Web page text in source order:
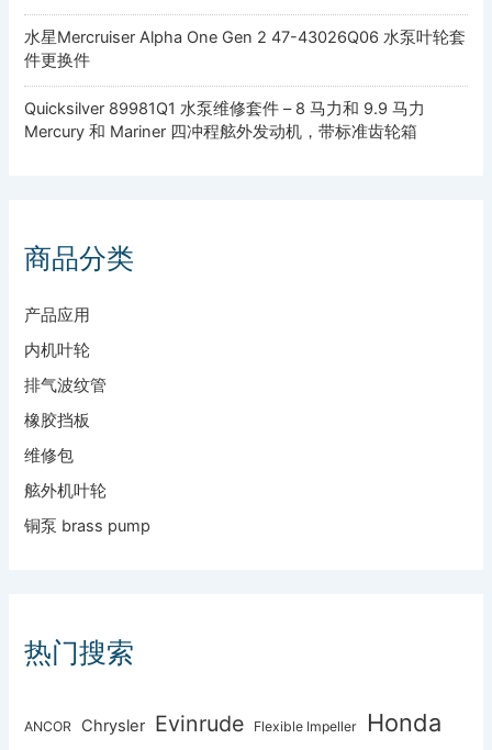
水星Mercruiser Alpha One Gen 2 47-43026Q06 水泵叶轮套
件更换件
Quicksilver 89981Q1 水泵维修套件 – 8 马力和 9.9 马力
Mercury 和 Mariner 四冲程舷外发动机，带标准齿轮箱
商品分类
产品应用
内机叶轮
排气波纹管
橡胶挡板
维修包
舷外机叶轮
铜泵 brass pump
热门搜索
ANCOR Chrysler Evinrude Flexible Impeller Honda